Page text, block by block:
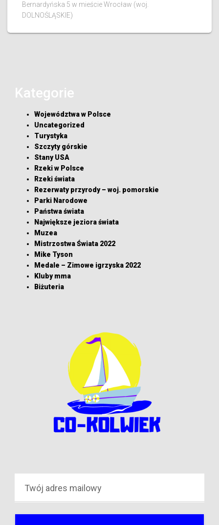
Bernardyńska 5 w mieście Wrocław (woj.
DOLNOŚLĄSKIE)
Kategorie
Województwa w Polsce
Uncategorized
Turystyka
Szczyty górskie
Stany USA
Rzeki w Polsce
Rzeki świata
Rezerwaty przyrody – woj. pomorskie
Parki Narodowe
Państwa świata
Największe jeziora świata
Muzea
Mistrzostwa Świata 2022
Mike Tyson
Medale – Zimowe igrzyska 2022
Kluby mma
Biżuteria